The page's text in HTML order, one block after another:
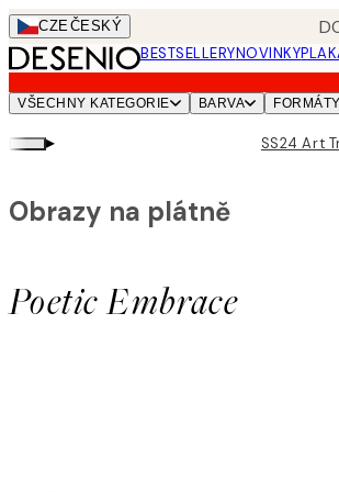
Skip
to
main
content.
CZEČESKÝ
BESTSELLERYNOVINKY
VŠECHNY KATEGORIE BARVA FORMÁTY
▸ SS24 Art
Poetic Embrace
Obrazy na plátně